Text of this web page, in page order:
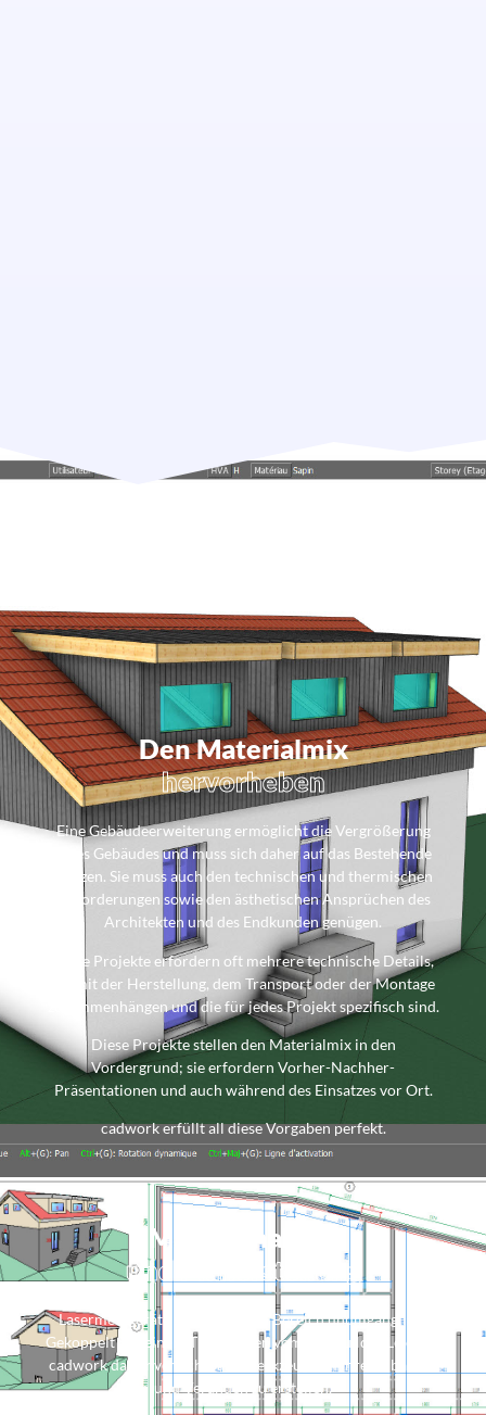
Den Materialmix
hervorheben
Eine Gebäudeerweiterung ermöglicht die Vergrößerung
eines Gebäudes und muss sich daher auf das Bestehende
stützen. Sie muss auch den technischen und thermischen
Anforderungen sowie den ästhetischen Ansprüchen des
Architekten und des Endkunden genügen.
Diese Projekte erfordern oft mehrere technische Details,
die mit der Herstellung, dem Transport oder der Montage
zusammenhängen und die für jedes Projekt spezifisch sind.
Diese Projekte stellen den Materialmix in den
Vordergrund; sie erfordern Vorher-Nachher-
Präsentationen und auch während des Einsatzes vor Ort.
cadwork erfüllt all diese Vorgaben perfekt.
Massaufnahme
und Planerstellung
Lasermessgeräte sind in diesem Bereich unumgänglich:
Gekoppelt mit einem Theodoliten vom Typ Builder Leica ist
cadwork das unverzichtbare Werkzeug, um Ihre Anbauten
und Veranden zu erstellen.